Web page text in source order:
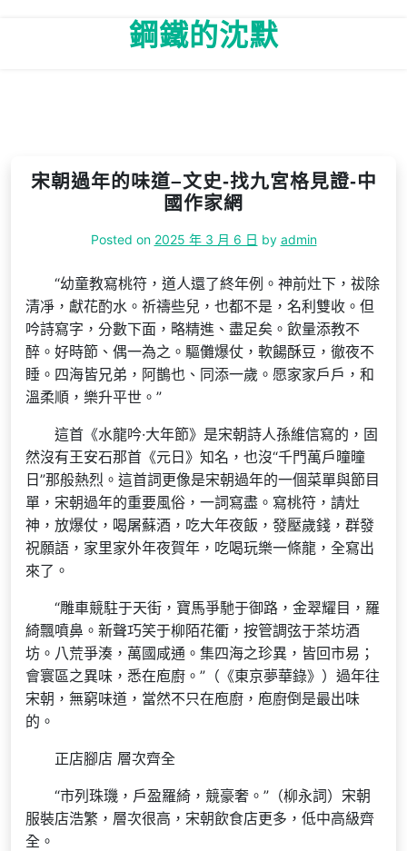
鋼鐵的沈默
宋朝過年的味道–文史-找九宮格見證-中
國作家網
Posted on 2025 年 3 月 6 日 by admin
“幼童教寫桃符，道人還了終年例。神前灶下，祓除
清凈，獻花酌水。祈禱些兒，也都不是，名利雙收。但
吟詩寫字，分數下面，略精進、盡足矣。飲量添教不
醉。好時節、偶一為之。驅儺爆仗，軟餳酥豆，徹夜不
睡。四海皆兄弟，阿鵲也、同添一歲。愿家家戶戶，和
溫柔順，樂升平世。”
這首《水龍吟·大年節》是宋朝詩人孫維信寫的，固
然沒有王安石那首《元日》知名，也沒“千門萬戶曈曈
日”那般熱烈。這首詞更像是宋朝過年的一個菜單與節目
單，宋朝過年的重要風俗，一詞寫盡。寫桃符，請灶
神，放爆仗，喝屠蘇酒，吃大年夜飯，發壓歲錢，群發
祝願語，家里家外年夜賀年，吃喝玩樂一條龍，全寫出
來了。
“雕車競駐于天街，寶馬爭馳于御路，金翠耀目，羅
綺飄噴鼻。新聲巧笑于柳陌花衢，按管調弦于茶坊酒
坊。八荒爭湊，萬國咸通。集四海之珍異，皆回市易；
會寰區之異味，悉在庖廚。”（《東京夢華錄》）過年往
宋朝，無窮味道，當然不只在庖廚，庖廚倒是最出味
的。
正店腳店 層次齊全
“市列珠璣，戶盈羅綺，競豪奢。”（柳永詞）宋朝
服裝店浩繁，層次很高，宋朝飲食店更多，低中高級齊
全。